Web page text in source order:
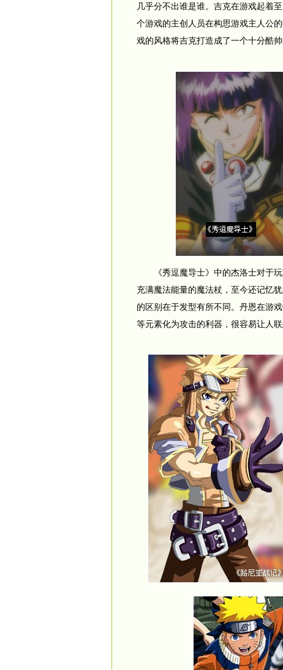
几乎分不出谁是谁。吉克在游戏起着
个游戏的主创人员在构思游戏主人公
戏的风格将吉克打造成了一个十分酷帅
《秀逗魔导士》中的杰洛士对于玩
充满魔法能量的魔法杖，至今还记忆
的区别在于发型有所不同。丹恩在游
等元素化为攻击的利器，很容易让人